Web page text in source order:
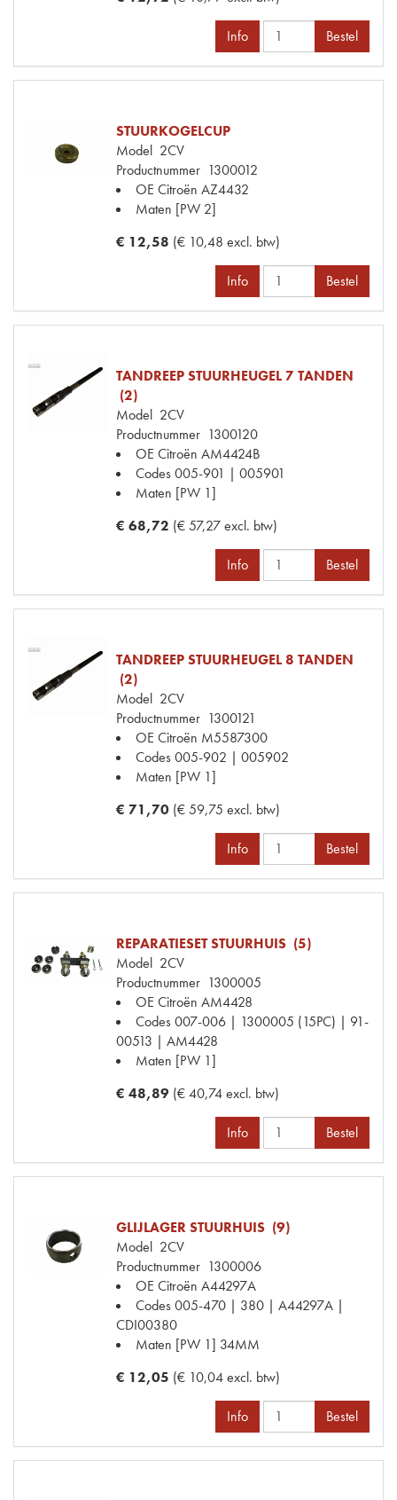
Info Bestel
STUURKOGELCUP
Model 2CV
Productnummer 1300012
OE Citroën AZ4432
Maten [PW 2]
€ 12,58 (€ 10,48 excl. btw)
Info Bestel
TANDREEP STUURHEUGEL 7 TANDEN
(2)
Model 2CV
Productnummer 1300120
OE Citroën AM4424B
Codes005-901 | 005901
Maten [PW 1]
€ 68,72 (€ 57,27 excl. btw)
Info Bestel
TANDREEP STUURHEUGEL 8 TANDEN
(2)
Model 2CV
Productnummer 1300121
OE Citroën M5587300
Codes005-902 | 005902
Maten [PW 1]
€ 71,70 (€ 59,75 excl. btw)
Info Bestel
REPARATIESET STUURHUIS (5)
Model 2CV
Productnummer 1300005
OE Citroën AM4428
Codes007-006 | 1300005 (15PC) | 91-
00513 | AM4428
Maten [PW 1]
€ 48,89 (€ 40,74 excl. btw)
Info Bestel
GLIJLAGER STUURHUIS (9)
Model 2CV
Productnummer 1300006
OE Citroën A44297A
Codes005-470 | 380 | A44297A |
CDI00380
Maten [PW 1] 34MM
€ 12,05 (€ 10,04 excl. btw)
Info Bestel